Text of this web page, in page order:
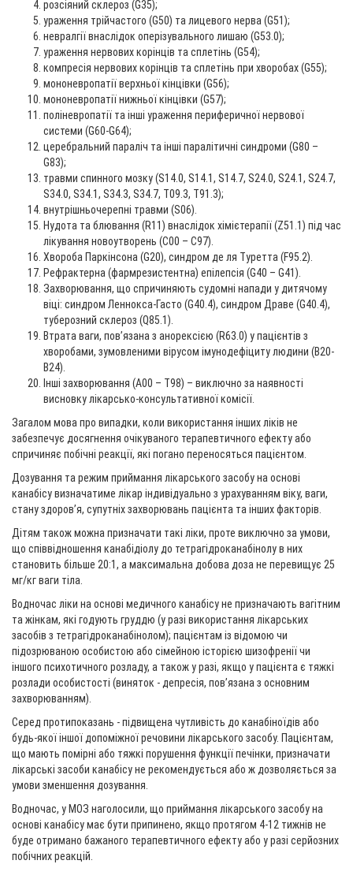
розсіяний склероз (G35);
ураження трійчастого (G50) та лицевого нерва (G51);
невралгії внаслідок оперізувального лишаю (G53.0);
ураження нервових корінців та сплетінь (G54);
компресія нервових корінців та сплетінь при хворобах (G55);
мононевропатії верхньої кінцівки (G56);
мононевропатії нижньої кінцівки (G57);
поліневропатії та інші ураження периферичної нервової
системи (G60-G64);
церебральний параліч та інші паралітичні синдроми (G80 –
G83);
травми спинного мозку (S14.0, S14.1, S14.7, S24.0, S24.1, S24.7,
S34.0, S34.1, S34.3, S34.7, T09.3, T91.3);
внутрішньочерепні травми (S06).
Нудота та блювання (R11) внаслідок хімієтерапії (Z51.1) під час
лікування новоутворень (C00 – C97).
Хвороба Паркінсона (G20), синдром де ля Туретта (F95.2).
Рефрактерна (фармрезистентна) епілепсія (G40 – G41).
Захворювання, що спричиняють судомні напади у дитячому
віці: синдром Леннокса-Гасто (G40.4), синдром Драве (G40.4),
туберозний склероз (Q85.1).
Втрата ваги, пов’язана з анорексією (R63.0) у пацієнтів з
хворобами, зумовленими вірусом імунодефіциту людини (B20-
B24).
Інші захворювання (A00 – T98) – виключно за наявності
висновку лікарсько-консультативної комісії.
Загалом мова про випадки, коли використання інших ліків не
забезпечує досягнення очікуваного терапевтичного ефекту або
спричиняє побічні реакції, які погано переносяться пацієнтом.
Дозування та режим приймання лікарського засобу на основі
канабісу визначатиме лікар індивідуально з урахуванням віку, ваги,
стану здоровʼя, супутніх захворювань пацієнта та інших факторів.
Дітям також можна призначати такі ліки, проте виключно за умови,
що співвідношення канабідіолу до тетрагідроканабінолу в них
становить більше 20:1, а максимальна добова доза не перевищує 25
мг/кг ваги тіла.
Водночас ліки на основі медичного канабісу не призначають вагітним
та жінкам, які годують груддю (у разі використання лікарських
засобів з тетрагідроканабінолом); пацієнтам із відомою чи
підозрюваною особистою або сімейною історією шизофренії чи
іншого психотичного розладу, а також у разі, якщо у пацієнта є тяжкі
розлади особистості (виняток - депресія, пов’язана з основним
захворюванням).
Серед протипоказань - підвищена чутливість до канабіноїдів або
будь-якої іншої допоміжної речовини лікарського засобу. Пацієнтам,
що мають помірні або тяжкі порушення функції печінки, призначати
лікарські засоби канабісу не рекомендується або ж дозволяється за
умови зменшення дозування.
Водночас, у МОЗ наголосили, що приймання лікарського засобу на
основі канабісу має бути припинено, якщо протягом 4-12 тижнів не
буде отримано бажаного терапевтичного ефекту або у разі серйозних
побічних реакцій.